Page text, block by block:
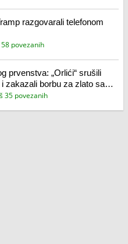
razgovarali telefonom
58 povezanih
prvenstva: „Orlići“ srušili
zakazali borbu za zlato sa
35 povezanih